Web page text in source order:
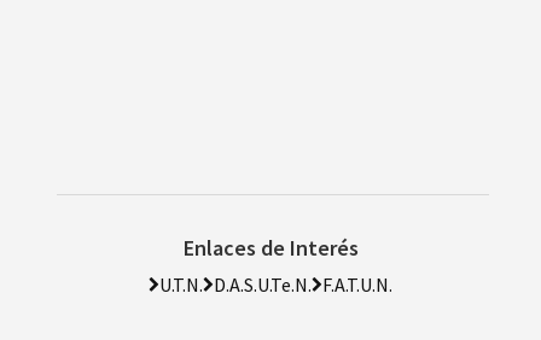
Enlaces de Interés
U.T.N. D.A.S.U.Te.N. F.A.T.U.N.